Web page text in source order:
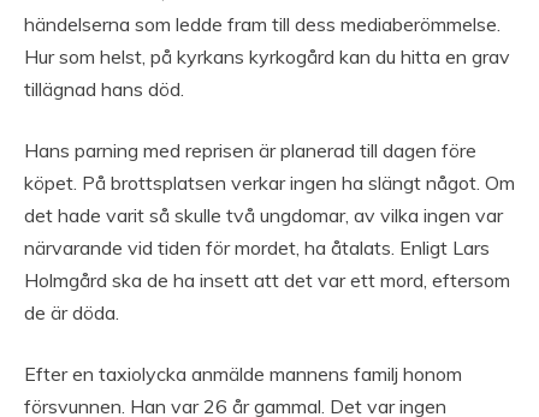
händelserna som ledde fram till dess mediaberömmelse.
Hur som helst, på kyrkans kyrkogård kan du hitta en grav
tillägnad hans död.
Hans parning med reprisen är planerad till dagen före
köpet. På brottsplatsen verkar ingen ha slängt något. Om
det hade varit så skulle två ungdomar, av vilka ingen var
närvarande vid tiden för mordet, ha åtalats. Enligt Lars
Holmgård ska de ha insett att det var ett mord, eftersom
de är döda.
Efter en taxiolycka anmälde mannens familj honom
försvunnen. Han var 26 år gammal. Det var ingen